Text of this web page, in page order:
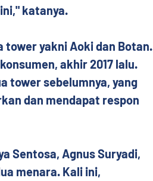
katanya.
tower yakni Aoki dan Botan.
akhir 2017 lalu.
tower sebelumnya, yang
dan mendapat respon
Sentosa, Agnus Suryadi,
menara. Kali ini,